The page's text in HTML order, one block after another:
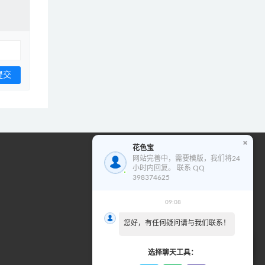
花色宝模版使用教程
视
器
00:00
花色宝
网站完善中，需要模版，我们将24
小时内回复。 联系 QQ
398374625
09:08
您好，有任何疑问请与我们联系！
选择聊天工具：